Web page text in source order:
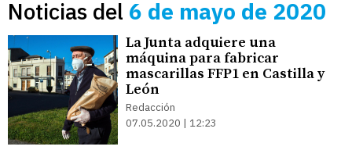
Noticias del 6 de mayo de 2020
La Junta adquiere una
máquina para fabricar
mascarillas FFP1 en Castilla y
León
Redacción
07.05.2020 | 12:23